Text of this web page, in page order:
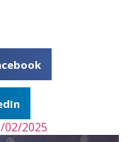
02/2025